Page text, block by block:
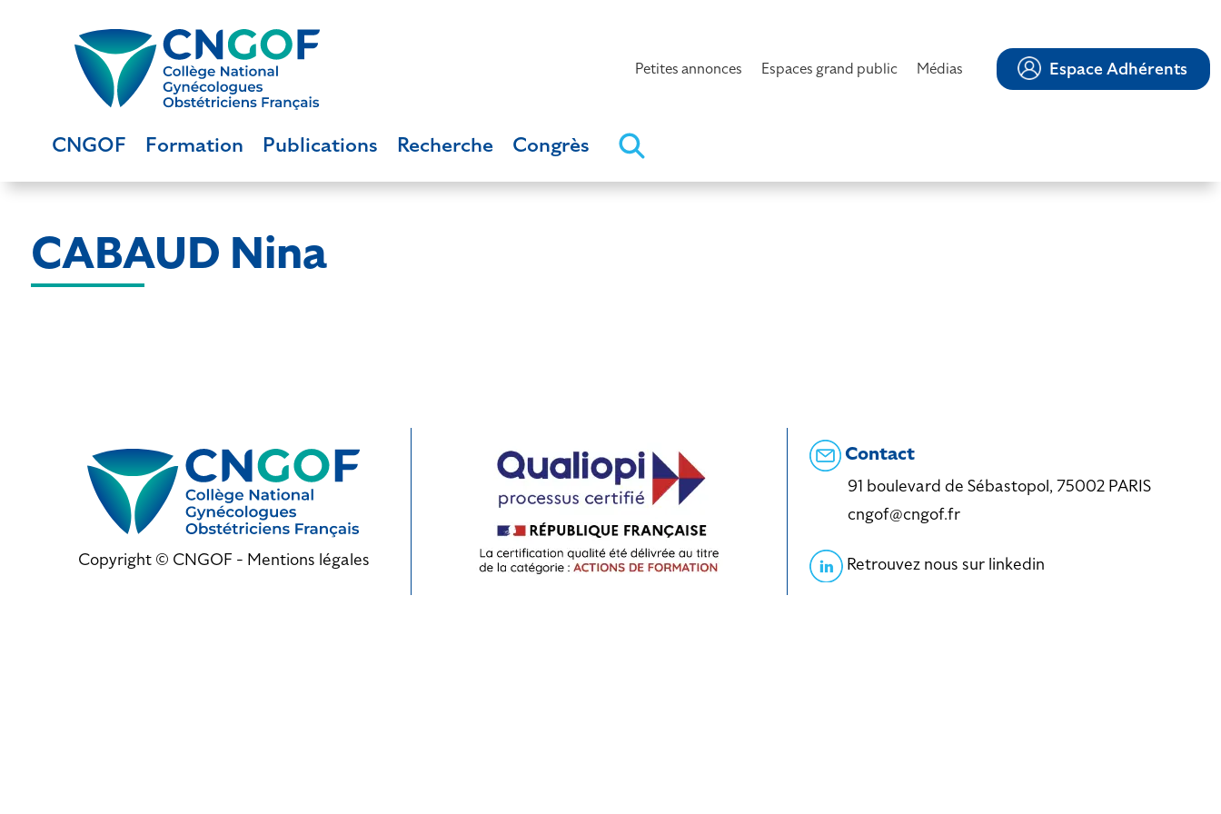
Petites annonces Espaces grand public Médias Espace Adhérents
CNGOF Formation Publications Recherche Congrès
CABAUD Nina
Copyright © CNGOF - Mentions légales
Contact
91 boulevard de Sébastopol, 75002 PARIS
cngof@cngof.fr
Retrouvez nous sur linkedin